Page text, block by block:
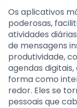
Os aplicativos
poderosas,
atividades
de mensagens
produtividade,
agendas
forma como
redor. Eles se
pessoais que